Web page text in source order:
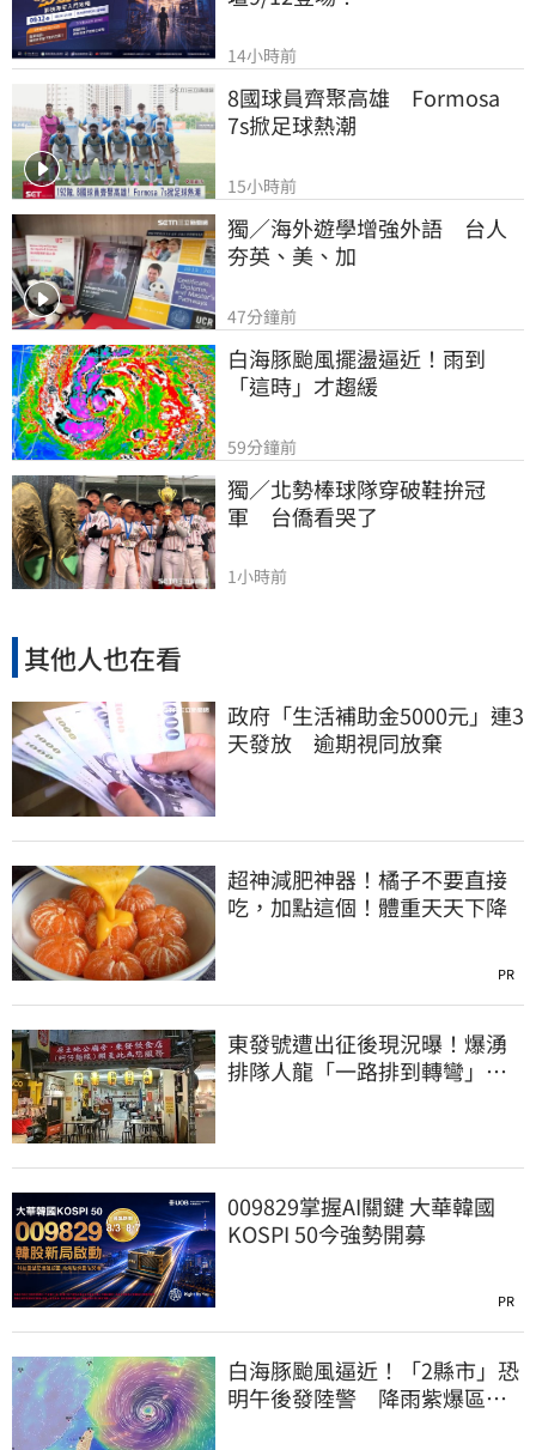
14小時前
8國球員齊聚高雄　Formosa
7s掀足球熱潮
15小時前
獨／海外遊學增強外語　台人
夯英、美、加
47分鐘前
白海豚颱風擺盪逼近！雨到
「這時」才趨緩
59分鐘前
獨／北勢棒球隊穿破鞋拚冠
軍　台僑看哭了
1小時前
其他人也在看
政府「生活補助金5000元」連3
天發放 逾期視同放棄
超神減肥神器！橘子不要直接
吃，加點這個！體重天天下降
PR
東發號遭出征後現況曝！爆湧
排隊人龍「一路排到轉彎」
009829掌握AI關鍵 大華韓國
KOSPI 50今強勢開募
PR
白海豚颱風逼近！「2縣市」恐
明午後發陸警 降雨紫爆區域